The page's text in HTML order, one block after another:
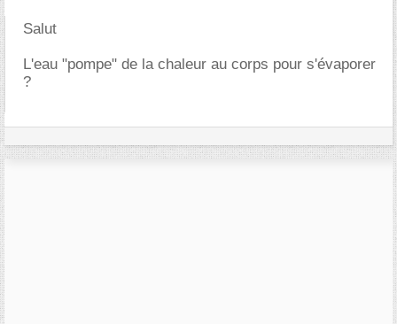
Salut
L'eau "pompe" de la chaleur au corps pour s'évaporer
?